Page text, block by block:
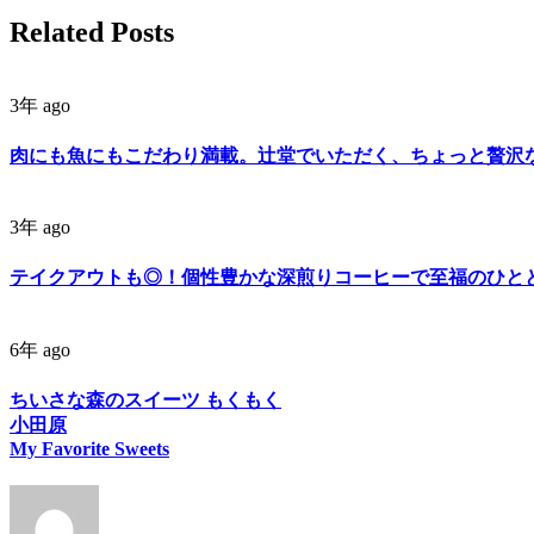
Related Posts
3年 ago
肉にも魚にもこだわり満載。辻堂でいただく、ちょっと贅沢
3年 ago
テイクアウトも◎！個性豊かな深煎りコーヒーで至福のひと
6年 ago
ちいさな森のスイーツ もくもく
小田原
My Favorite Sweets